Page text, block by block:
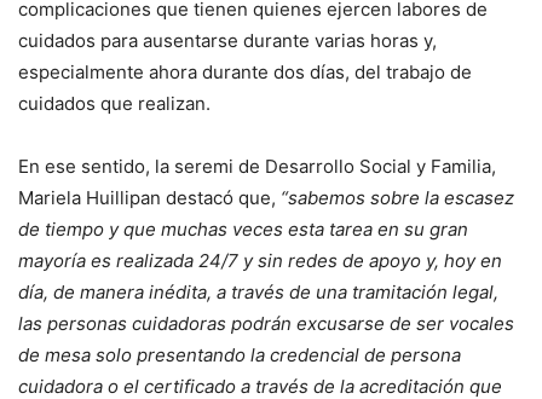
complicaciones que tienen quienes ejercen labores de
cuidados para ausentarse durante varias horas y,
especialmente ahora durante dos días, del trabajo de
cuidados que realizan.
En ese sentido, la seremi de Desarrollo Social y Familia,
Mariela Huillipan destacó que, “sabemos sobre la escasez
de tiempo y que muchas veces esta tarea en su gran
mayoría es realizada 24/7 y sin redes de apoyo y, hoy en
día, de manera inédita, a través de una tramitación legal,
las personas cuidadoras podrán excusarse de ser vocales
de mesa solo presentando la credencial de persona
cuidadora o el certificado a través de la acreditación que